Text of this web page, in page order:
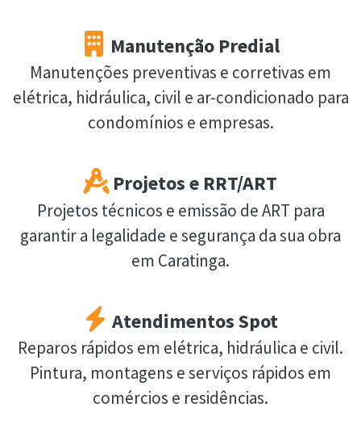
Manutenção Predial
Manutenções preventivas e corretivas em
elétrica, hidráulica, civil e ar-condicionado para
condomínios e empresas.
Projetos e RRT/ART
Projetos técnicos e emissão de ART para
garantir a legalidade e segurança da sua obra
em Caratinga.
Atendimentos Spot
Reparos rápidos em elétrica, hidráulica e civil.
Pintura, montagens e serviços rápidos em
comércios e residências.